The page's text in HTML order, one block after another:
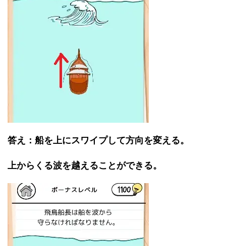
答え：船を上にスワイプして方向を変える。
上からくる波を越えることができる。